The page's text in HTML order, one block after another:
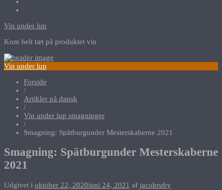
Vin under lup
Kom helt tæt på produktet vin
Vin under lup
Forside
/
Artikler på dansk
/
Vin under lup smagninger
/
Smagning: Spätburgunder Mesterskaberne 2021
Smagning: Spätburgunder Mesterskaberne
2021
Udgivet i oktober 22, 2020juni 24, 2021 af jacobruby